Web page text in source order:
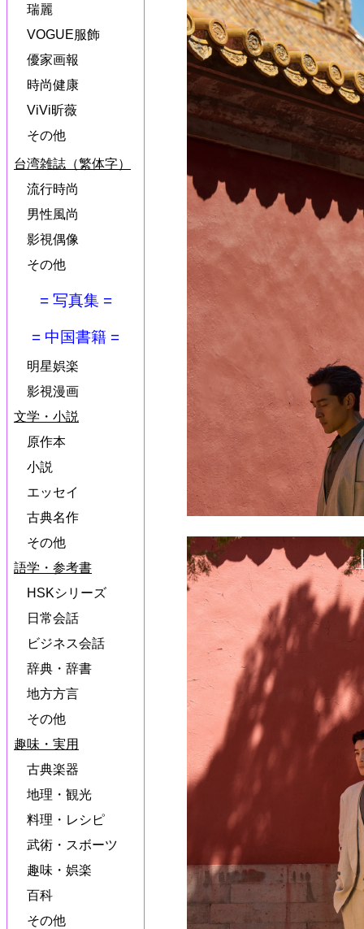
瑞麗
VOGUE服飾
優家画報
時尚健康
ViVi昕薇
その他
台湾雑誌（繁体字）
流行時尚
男性風尚
影視偶像
その他
= 写真集 =
= 中国書籍 =
明星娯楽
影視漫画
文学・小説
原作本
小説
エッセイ
古典名作
その他
語学・参考書
HSKシリーズ
日常会話
ビジネス会話
辞典・辞書
地方方言
その他
趣味・実用
古典楽器
地理・観光
料理・レシピ
武術・スボーツ
趣味・娯楽
百科
その他